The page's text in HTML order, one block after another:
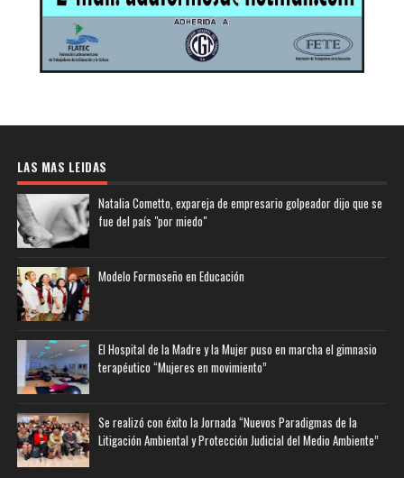
LAS MAS LEIDAS
Natalia Cometto, expareja de empresario golpeador dijo que se
fue del país "por miedo"
Modelo Formoseño en Educación
El Hospital de la Madre y la Mujer puso en marcha el gimnasio
terapéutico “Mujeres en movimiento”
Se realizó con éxito la Jornada “Nuevos Paradigmas de la
Litigación Ambiental y Protección Judicial del Medio Ambiente”